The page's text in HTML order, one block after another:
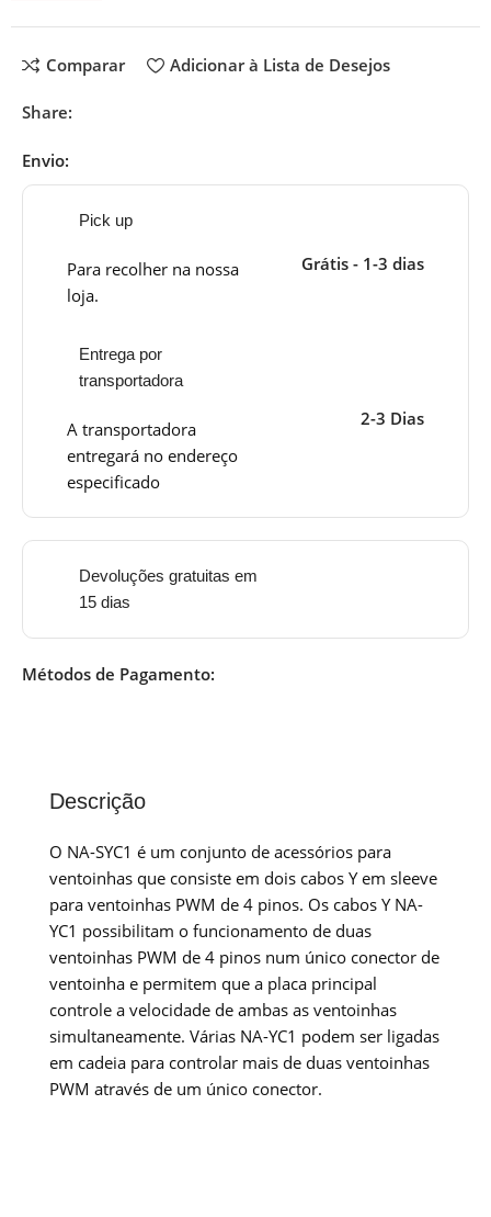
Comparar Adicionar à Lista de Desejos
Share:
Envio:
Pick up
Para recolher na nossa
loja.
Grátis - 1-3 dias
Entrega por
transportadora
A transportadora
entregará no endereço
especificado
2-3 Dias
Devoluções gratuitas em
15 dias
Métodos de Pagamento:
Descrição
O NA-SYC1 é um conjunto de acessórios para
ventoinhas que consiste em dois cabos Y em sleeve
para ventoinhas PWM de 4 pinos. Os cabos Y NA-
YC1 possibilitam o funcionamento de duas
ventoinhas PWM de 4 pinos num único conector de
ventoinha e permitem que a placa principal
controle a velocidade de ambas as ventoinhas
simultaneamente. Várias NA-YC1 podem ser ligadas
em cadeia para controlar mais de duas ventoinhas
PWM através de um único conector.